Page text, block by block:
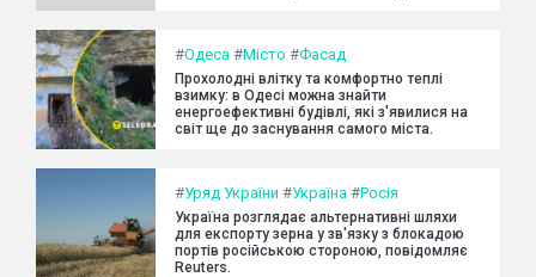
#Одеса #Місто #Фасад
Прохолодні влітку та комфортно теплі
взимку: в Одесі можна знайти
енергоефективні будівлі, які з'явилися на
світ ще до заснування самого міста.
#Уряд України #Україна #Росія
Україна розглядає альтернативні шляхи
для експорту зерна у зв'язку з блокадою
портів російською стороною, повідомляє
Reuters.